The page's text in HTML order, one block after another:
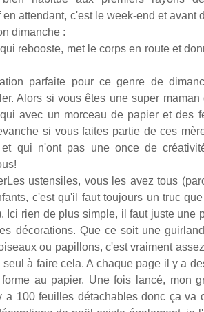
attendant, c'est le week-end et avant
dimanche :
rebooste, met le corps en route et
parfaite pour ce genre de
Alors si vous êtes une super
avec un morceau de papier et des
si vous faites partie de ces
qui n'ont pas une once de
Les ustensiles, vous les avez tous
c'est qu'il faut toujours un truc
Ici rien de plus simple, il faut juste une
décorations. Que ce soit une
ou papillons, c'est vraiment
à faire cela. A chaque page il y a
au papier. Une fois lancé, mon
100 feuilles détachables donc ça va